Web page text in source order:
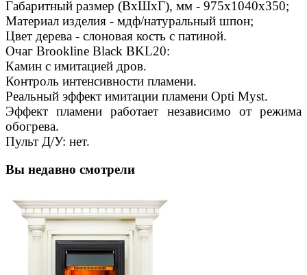
Габаритный размер (ВхШхГ), мм - 975х1040х350;
Материал изделия - мдф/натуральный шпон;
Цвет дерева - слоновая кость с патиной.
Очаг Brookline Black BKL20:
Камин с имитацией дров.
Контроль интенсивности пламени.
Реальный эффект имитации пламени Opti Myst.
Эффект пламени работает независимо от режима
обогрева.
Пульт Д/У: нет.
Вы недавно смотрели